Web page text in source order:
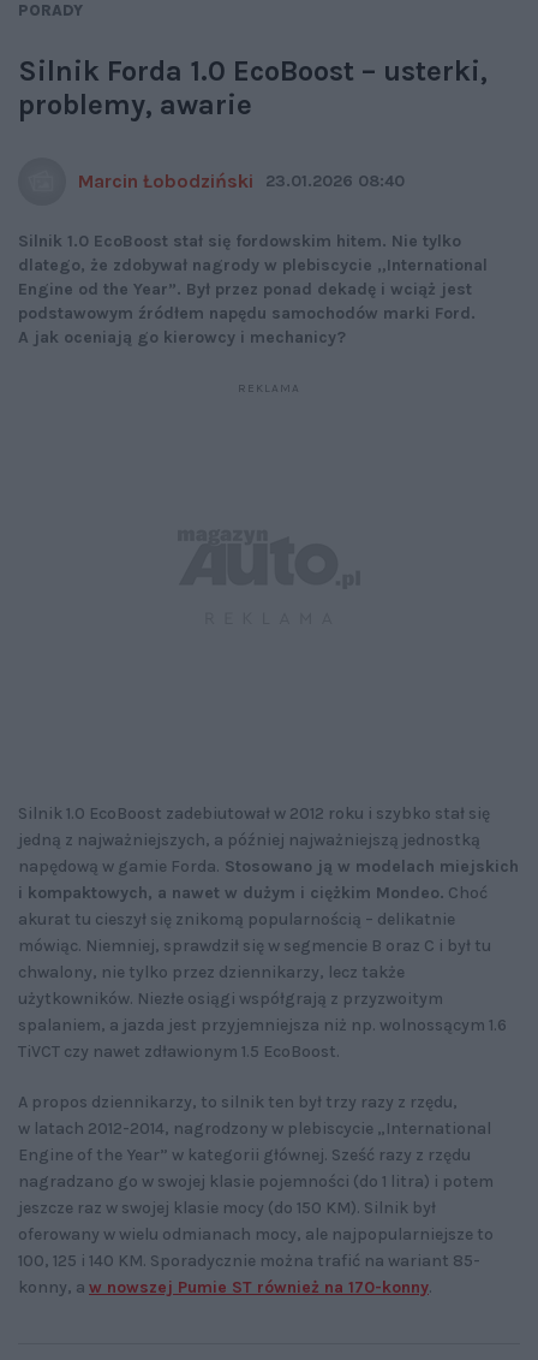
PORADY
Silnik Forda 1.0 EcoBoost – usterki,
problemy, awarie
Marcin Łobodziński 23.01.2026 08:40
Silnik 1.0 EcoBoost stał się fordowskim hitem. Nie tylko
dlatego, że zdobywał nagrody w plebiscycie „International
Engine od the Year”. Był przez ponad dekadę i wciąż jest
podstawowym źródłem napędu samochodów marki Ford.
A jak oceniają go kierowcy i mechanicy?
Silnik 1.0 EcoBoost zadebiutował w 2012 roku i szybko stał się
jedną z najważniejszych, a później najważniejszą jednostką
napędową w gamie Forda. Stosowano ją w modelach miejskich
i kompaktowych, a nawet w dużym i ciężkim Mondeo. Choć
akurat tu cieszył się znikomą popularnością – delikatnie
mówiąc. Niemniej, sprawdził się w segmencie B oraz C i był tu
chwalony, nie tylko przez dziennikarzy, lecz także
użytkowników. Niezłe osiągi współgrają z przyzwoitym
spalaniem, a jazda jest przyjemniejsza niż np. wolnossącym 1.6
TiVCT czy nawet zdławionym 1.5 EcoBoost.
A propos dziennikarzy, to silnik ten był trzy razy z rzędu,
w latach 2012-2014, nagrodzony w plebiscycie „International
Engine of the Year” w kategorii głównej. Sześć razy z rzędu
nagradzano go w swojej klasie pojemności (do 1 litra) i potem
jeszcze raz w swojej klasie mocy (do 150 KM). Silnik był
oferowany w wielu odmianach mocy, ale najpopularniejsze to
100, 125 i 140 KM. Sporadycznie można trafić na wariant 85-
konny, a w nowszej Pumie ST również na 170-konny.